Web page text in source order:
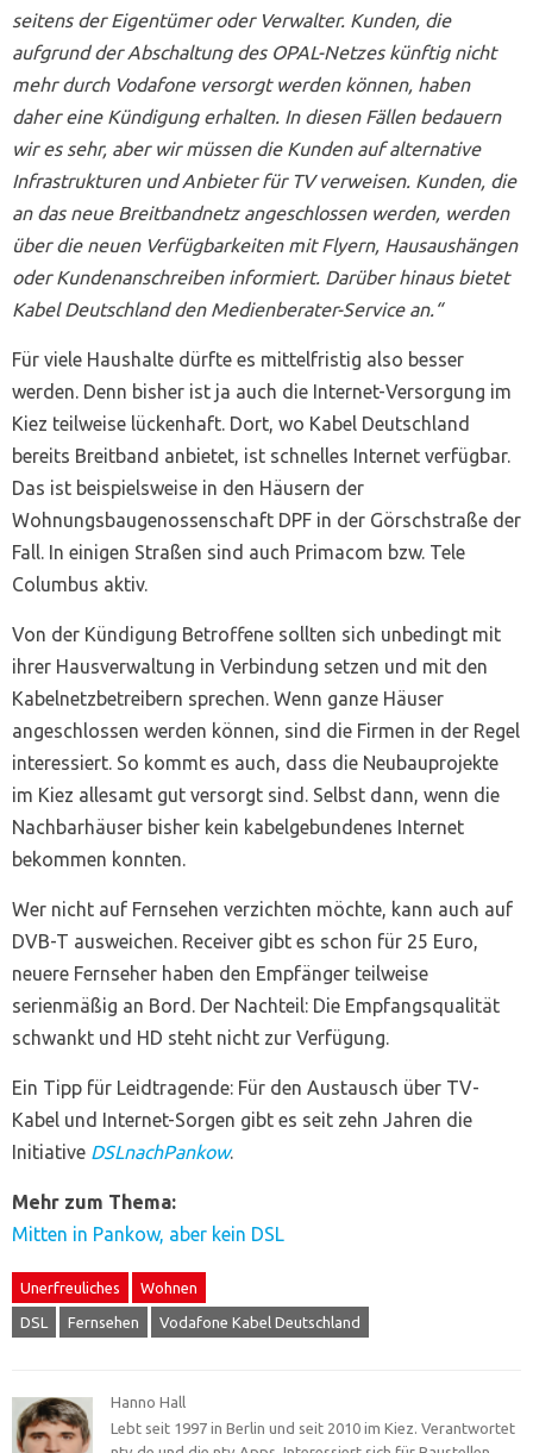
seitens der Eigentümer oder Verwalter. Kunden, die
aufgrund der Abschaltung des OPAL-Netzes künftig nicht
mehr durch Vodafone versorgt werden können, haben
daher eine Kündigung erhalten. In diesen Fällen bedauern
wir es sehr, aber wir müssen die Kunden auf alternative
Infrastrukturen und Anbieter für TV verweisen. Kunden, die
an das neue Breitbandnetz angeschlossen werden, werden
über die neuen Verfügbarkeiten mit Flyern, Hausaushängen
oder Kundenanschreiben informiert. Darüber hinaus bietet
Kabel Deutschland den Medienberater-Service an.“
Für viele Haushalte dürfte es mittelfristig also besser
werden. Denn bisher ist ja auch die Internet-Versorgung im
Kiez teilweise lückenhaft. Dort, wo Kabel Deutschland
bereits Breitband anbietet, ist schnelles Internet verfügbar.
Das ist beispielsweise in den Häusern der
Wohnungsbaugenossenschaft DPF in der Görschstraße der
Fall. In einigen Straßen sind auch Primacom bzw. Tele
Columbus aktiv.
Von der Kündigung Betroffene sollten sich unbedingt mit
ihrer Hausverwaltung in Verbindung setzen und mit den
Kabelnetzbetreibern sprechen. Wenn ganze Häuser
angeschlossen werden können, sind die Firmen in der Regel
interessiert. So kommt es auch, dass die Neubauprojekte
im Kiez allesamt gut versorgt sind. Selbst dann, wenn die
Nachbarhäuser bisher kein kabelgebundenes Internet
bekommen konnten.
Wer nicht auf Fernsehen verzichten möchte, kann auch auf
DVB-T ausweichen. Receiver gibt es schon für 25 Euro,
neuere Fernseher haben den Empfänger teilweise
serienmäßig an Bord. Der Nachteil: Die Empfangsqualität
schwankt und HD steht nicht zur Verfügung.
Ein Tipp für Leidtragende: Für den Austausch über TV-
Kabel und Internet-Sorgen gibt es seit zehn Jahren die
Initiative DSLnachPankow.
Mehr zum Thema:
Mitten in Pankow, aber kein DSL
Unerfreuliches Wohnen
DSL Fernsehen Vodafone Kabel Deutschland
Hanno Hall
Lebt seit 1997 in Berlin und seit 2010 im Kiez. Verantwortet